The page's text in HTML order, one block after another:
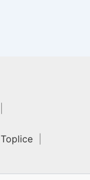
Toplice